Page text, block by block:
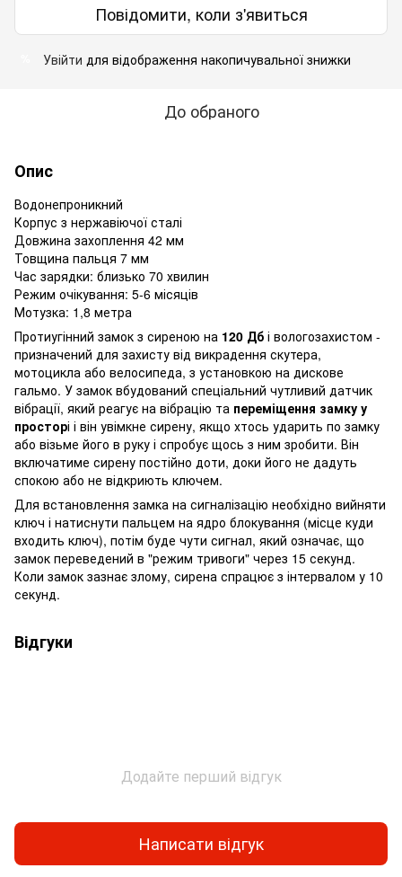
Повідомити, коли з'явиться
Увійти для відображення накопичувальної знижки
До обраного
Опис
Водонепроникний
Корпус з нержавіючої сталі
Довжина захоплення 42 мм
Товщина пальця 7 мм
Час зарядки: близько 70 хвилин
Режим очікування: 5-6 місяців
Мотузка: 1,8 метра
Протиугінний замок з сиреною на 120 Дб і вологозахистом -
призначений для захисту від викрадення скутера,
мотоцикла або велосипеда, з установкою на дискове
гальмо. У замок вбудований спеціальний чутливий датчик
вібрації, який реагує на вібрацію та переміщення замку у
просторі і він увімкне сирену, якщо хтось ударить по замку
або візьме його в руку і спробує щось з ним зробити. Він
включатиме сирену постійно доти, доки його не дадуть
спокою або не відкриють ключем.
Для встановлення замка на сигналізацію необхідно вийняти
ключ і натиснути пальцем на ядро блокування (місце куди
входить ключ), потім буде чути сигнал, який означає, що
замок переведений в "режим тривоги" через 15 секунд.
Коли замок зазнає злому, сирена спрацює з інтервалом у 10
секунд.
Відгуки
Додайте перший відгук
Написати відгук